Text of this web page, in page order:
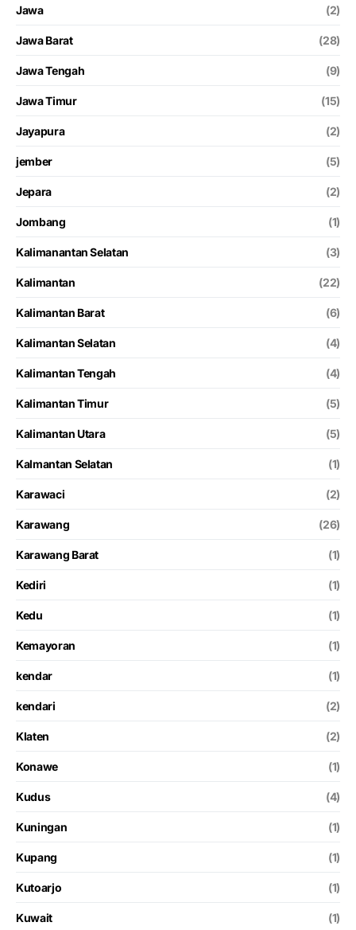
Jawa (2)
Jawa Barat (28)
Jawa Tengah (9)
Jawa Timur (15)
Jayapura (2)
jember (5)
Jepara (2)
Jombang (1)
Kalimanantan Selatan (3)
Kalimantan (22)
Kalimantan Barat (6)
Kalimantan Selatan (4)
Kalimantan Tengah (4)
Kalimantan Timur (5)
Kalimantan Utara (5)
Kalmantan Selatan (1)
Karawaci (2)
Karawang (26)
Karawang Barat (1)
Kediri (1)
Kedu (1)
Kemayoran (1)
kendar (1)
kendari (2)
Klaten (2)
Konawe (1)
Kudus (4)
Kuningan (1)
Kupang (1)
Kutoarjo (1)
Kuwait (1)